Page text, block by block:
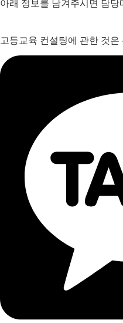
아래 정보를 남겨주시면 담
고등교육 컨설팅에 관한 것